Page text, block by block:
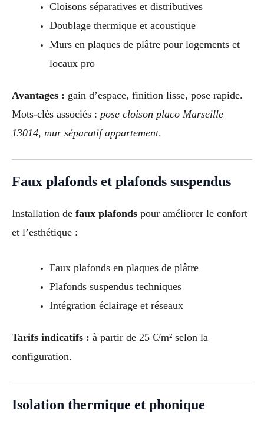
Cloisons séparatives et distributives
Doublage thermique et acoustique
Murs en plaques de plâtre pour logements et
locaux pro
Avantages : gain d’espace, finition lisse, pose rapide.
Mots-clés associés : pose cloison placo Marseille
13014, mur séparatif appartement.
Faux plafonds et plafonds suspendus
Installation de faux plafonds pour améliorer le confort
et l’esthétique :
Faux plafonds en plaques de plâtre
Plafonds suspendus techniques
Intégration éclairage et réseaux
Tarifs indicatifs : à partir de 25 €/m² selon la
configuration.
Isolation thermique et phonique